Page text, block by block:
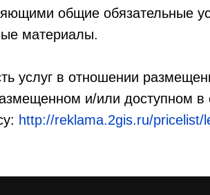
общие обязательные
материалы.
услуг в отношении
и/или доступном в
http://reklama.2gis.ru/pricelist/